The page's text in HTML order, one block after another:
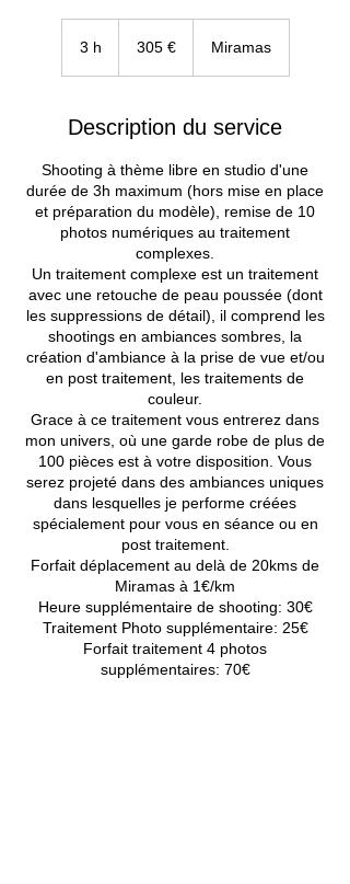
3 h 305 € Miramas
Description du service
Shooting à thème libre en studio d'une
durée de 3h maximum (hors mise en place
et préparation du modèle), remise de 10
photos numériques au traitement
complexes.
Un traitement complexe est un traitement
avec une retouche de peau poussée (dont
les suppressions de détail), il comprend les
shootings en ambiances sombres, la
création d'ambiance à la prise de vue et/ou
en post traitement, les traitements de
couleur.
Grace à ce traitement vous entrerez dans
mon univers, où une garde robe de plus de
100 pièces est à votre disposition. Vous
serez projeté dans des ambiances uniques
dans lesquelles je performe créées
spécialement pour vous en séance ou en
post traitement.
Forfait déplacement au delà de 20kms de
Miramas à 1€/km
Heure supplémentaire de shooting: 30€
Traitement Photo supplémentaire: 25€
Forfait traitement 4 photos
supplémentaires: 70€